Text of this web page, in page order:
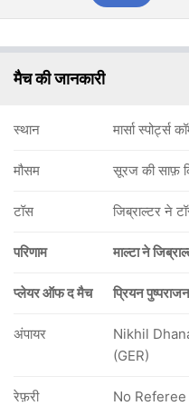
मैच की जानकारी
स्थान मार्सा स्पोर्ट्स
मौसम सूरज की साफ़
टॉस जिब्राल्टर ने
परिणाम माल्टा ने
प्लेयर ऑफ द मैच प्रियन पुष्पराजन
अंपायर
Nikhil
(GER)
रेफ़री No Referee